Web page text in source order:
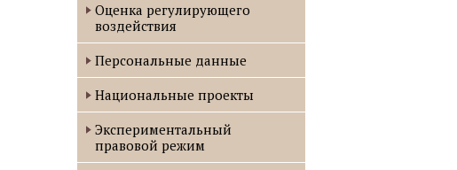
Оценка регулирующего
воздействия
Персональные данные
Национальные проекты
Экспериментальный
правовой режим